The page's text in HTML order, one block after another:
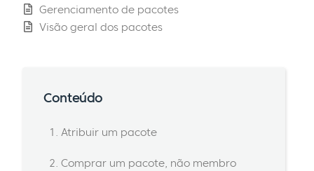
Gerenciamento de pacotes
Visão geral dos pacotes
Conteúdo
1. Atribuir um pacote
2. Comprar um pacote, não membro